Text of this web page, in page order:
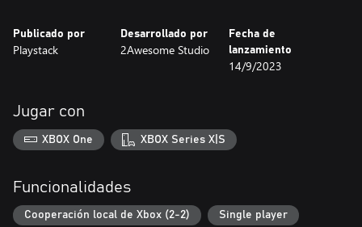
Publicado por
Playstack
Desarrollado por
2Awesome Studio
Fecha de
lanzamiento
14/9/2023
Jugar con
XBOX One XBOX Series X|S
Funcionalidades
Cooperación local de Xbox (2-2) Single player